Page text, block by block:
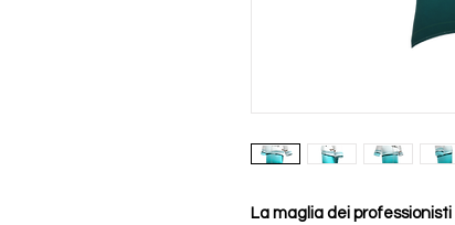
La maglia dei professionisti